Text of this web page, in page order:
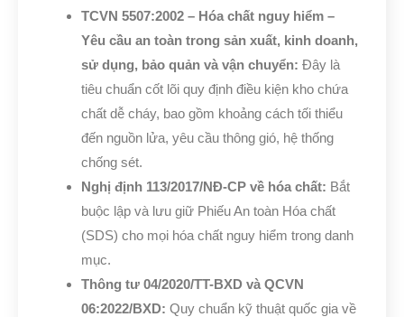
TCVN 5507:2002 – Hóa chất nguy hiểm –
Yêu cầu an toàn trong sản xuất, kinh doanh,
sử dụng, bảo quản và vận chuyển: Đây là
tiêu chuẩn cốt lõi quy định điều kiện kho chứa
chất dễ cháy, bao gồm khoảng cách tối thiểu
đến nguồn lửa, yêu cầu thông gió, hệ thống
chống sét.
Nghị định 113/2017/NĐ-CP về hóa chất: Bắt
buộc lập và lưu giữ Phiếu An toàn Hóa chất
(SDS) cho mọi hóa chất nguy hiểm trong danh
mục.
Thông tư 04/2020/TT-BXD và QCVN
06:2022/BXD: Quy chuẩn kỹ thuật quốc gia về